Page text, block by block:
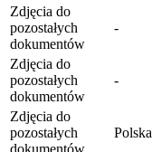
Zdjęcia do
pozostałych
dokumentów
-
Zdjęcia do
pozostałych
dokumentów
-
Zdjęcia do
pozostałych
dokumentów
Polska